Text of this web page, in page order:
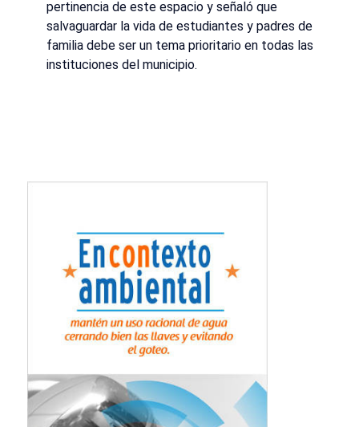
pertinencia de este espacio y señaló que
salvaguardar la vida de estudiantes y padres de
familia debe ser un tema prioritario en todas las
instituciones del municipio.